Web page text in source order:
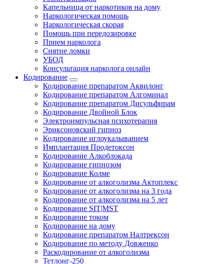
Капельница от наркотиков на дому
Наркологическая помощь
Наркологическая скорая
Помощь при передозировке
Прием нарколога
Снятие ломки
УБОД
Консультация нарколога онлайн
Кодирование
Кодирование препаратом Аквилонг
Кодирование препаратом Алгоминал
Кодирование препаратом Дисульфирам
Кодирование Двойной Блок
Электроимпульсная психотерапия
Эриксоновский гипноз
Кодирование иглоукалыванием
Имплантация Продетоксон
Кодирование Алкоблокада
Кодирование гипнозом
Кодирование Колме
Кодирование от алкоголизма Актоплекс
Кодирование от алкоголизма на 3 года
Кодирование от алкоголизма на 5 лет
Кодирование SIT|MST
Кодирование током
Кодирование на дому
Кодирование препаратом Налтрексон
Кодирование по методу Довженко
Раскодирование от алкоголизма
Тетлонг-250